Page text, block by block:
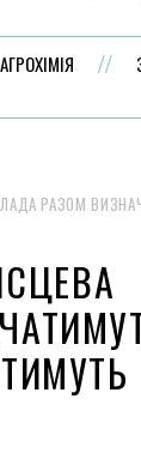
АГРОХІМІЯ
РАЗОМ